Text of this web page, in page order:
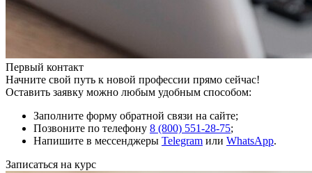
Первый контакт
Начните свой путь к новой профессии прямо сейчас!
Оставить заявку можно любым удобным способом:
Заполните форму обратной связи на сайте;
Позвоните по телефону 8 (800) 551-28-75;
Напишите в мессенджеры Telegram или WhatsApp.
Записаться на курс